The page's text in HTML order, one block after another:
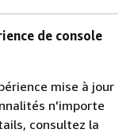
de console
mise à jour
n'importe
consultez la